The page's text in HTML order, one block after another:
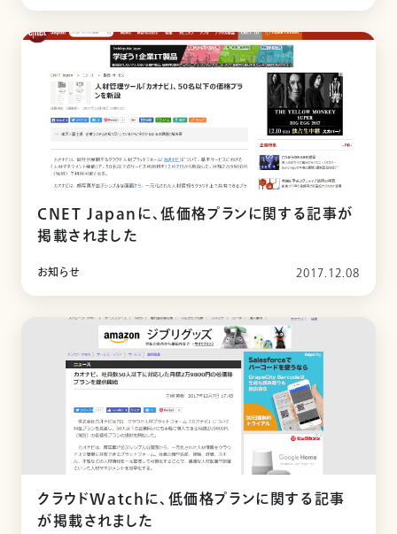
CNET Japanに、低価格プランに関する記事が
掲載されました
お知らせ 2017.12.08
クラウドWatchに、低価格プランに関する記事
が掲載されました